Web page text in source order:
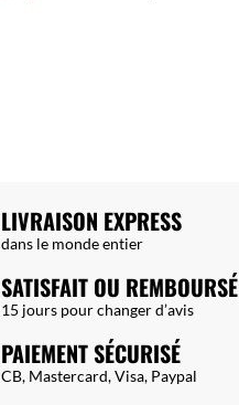
LIVRAISON EXPRESS
dans le monde entier
SATISFAIT OU REMBOURSÉ
15 jours pour changer d’avis
PAIEMENT SÉCURISÉ
CB, Mastercard, Visa, Paypal